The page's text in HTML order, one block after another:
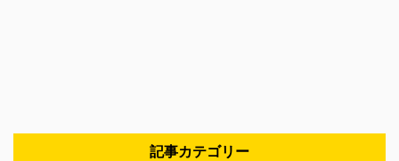
記事カテゴリー